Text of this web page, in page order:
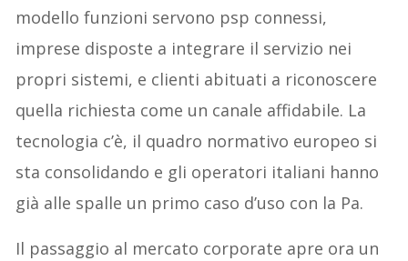
modello funzioni servono psp connessi,
imprese disposte a integrare il servizio nei
propri sistemi, e clienti abituati a riconoscere
quella richiesta come un canale affidabile. La
tecnologia c’è, il quadro normativo europeo si
sta consolidando e gli operatori italiani hanno
già alle spalle un primo caso d’uso con la Pa.
Il passaggio al mercato corporate apre ora un